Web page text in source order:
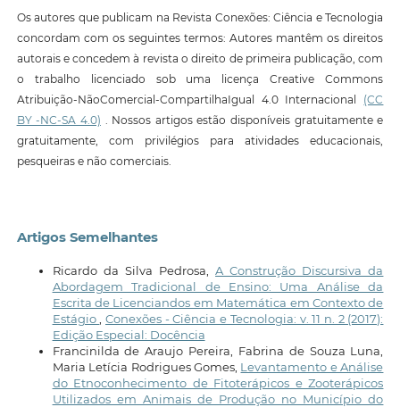
Os autores que publicam na Revista Conexões: Ciência e Tecnologia
concordam com os seguintes termos: Autores mantêm os direitos
autorais e concedem à revista o direito de primeira publicação, com
o trabalho licenciado sob uma licença Creative Commons
Atribuição-NãoComercial-CompartilhaIgual 4.0 Internacional (CC
BY -NC-SA 4.0) . Nossos artigos estão disponíveis gratuitamente e
gratuitamente, com privilégios para atividades educacionais,
pesqueiras e não comerciais.
Artigos Semelhantes
Ricardo da Silva Pedrosa,A Construção Discursiva da
Abordagem Tradicional de Ensino: Uma Análise da
Escrita de Licenciandos em Matemática em Contexto de
Estágio
Conexões - Ciência e Tecnologia: v. 11 n. 2 (2017):
Edição Especial: Docência
Francinilda de Araujo Pereira, Fabrina de Souza Luna,
Maria Letícia Rodrigues Gomes, Levantamento e Análise
do Etnoconhecimento de Fitoterápicos e Zooterápicos
Utilizados em Animais de Produção no Município do